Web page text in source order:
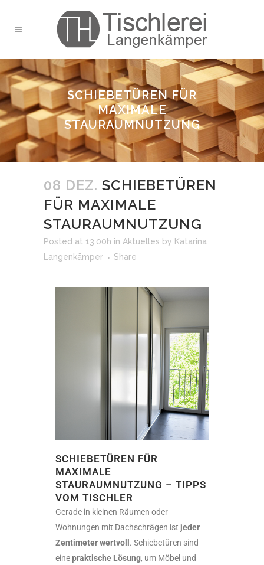
SCHIEBETÜREN FÜR
MAXIMALE
STAURAUMNUTZUNG
08 DEZ. SCHIEBETÜREN
FÜR MAXIMALE
STAURAUMNUTZUNG
Posted at 13:00h in Aktuelles by Katarina
Langenkämper
Share
SCHIEBETÜREN FÜR
MAXIMALE
STAURAUMNUTZUNG – TIPPS
VOM TISCHLER
Gerade in kleinen Räumen oder
Wohnungen mit Dachschrägen ist jeder
Zentimeter wertvoll . Schiebetüren sind
einepraktische Lösung, um Möbel und